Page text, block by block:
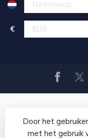
€
Door het
met het gebruik